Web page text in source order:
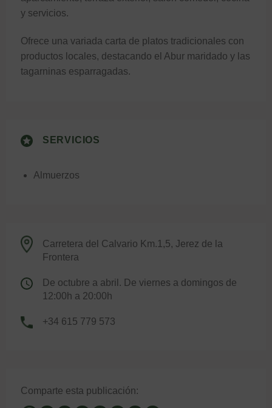
y servicios.
Ofrece una variada carta de platos tradicionales con
productos locales, destacando el Abur maridado y las
tagarninas esparragadas.
SERVICIOS
Almuerzos
Carretera del Calvario Km.1,5, Jerez de la
Frontera
De octubre a abril. De viernes a domingos de
12:00h a 20:00h
+34 615 779 573
Comparte esta publicación: